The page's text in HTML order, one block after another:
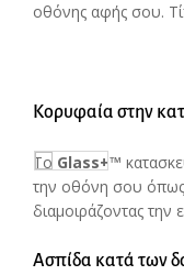
οθόνης αφής σου.
Κορυφαία στην
Το Glass+™
την οθόνη σου όπως
διαμοιράζοντας την
Ασπίδα κατά των